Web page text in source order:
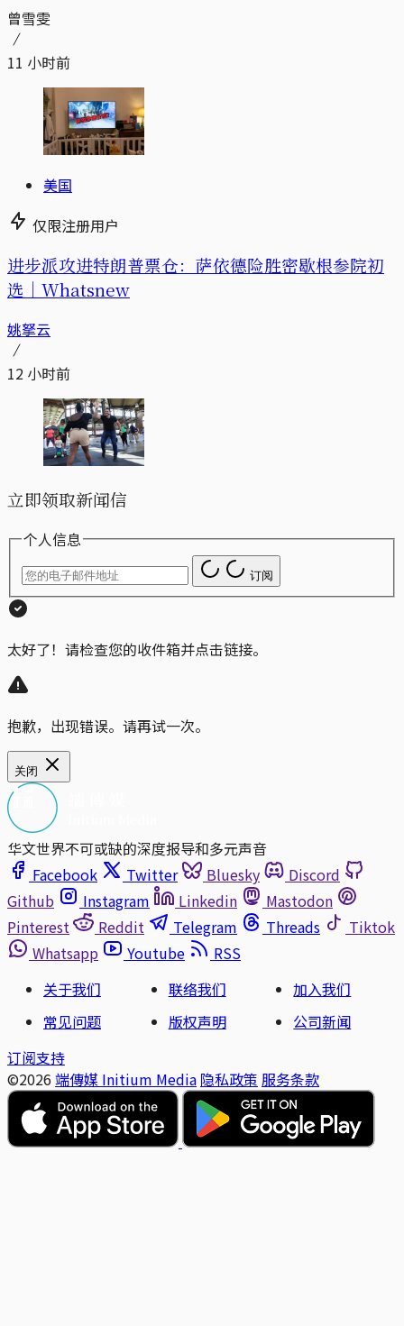
曾雪雯
11 小时前
美国
仅限注册用户
进步派攻进特朗普票仓：萨依德险胜密歇根参院初
选｜Whatsnew
姚拏云
12 小时前
立即领取新闻信
个人信息
订阅
太好了！请检查您的收件箱并点击链接。
抱歉，出现错误。请再试一次。
关闭
华文世界不可或缺的深度报导和多元声音
Facebook
Twitter Bluesky
Discord
Github
Instagram Linkedin
Mastodon
Pinterest
Reddit Telegram Threads
Tiktok
Whatsapp
Youtube
RSS
关于我们
联络我们
加入我们
常见问题
版权声明
公司新闻
订阅支持
©2026 端傳媒 Initium Media 隐私政策 服务条款